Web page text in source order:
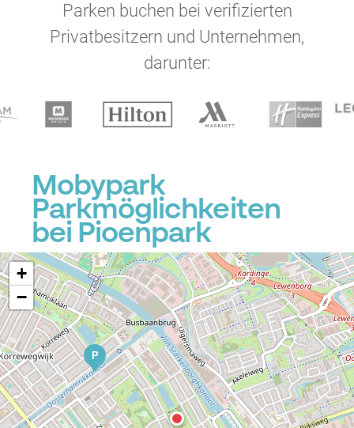
Parken buchen bei verifizierten
Privatbesitzern und Unternehmen,
darunter:
Mobypark
Parkmöglichkeiten
bei Pioenpark
P
+
−